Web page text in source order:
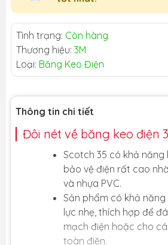
Tình trạng: Còn hàng
Thương hiệu: 3M
Loại: Băng Keo Điện
Thông tin chi tiết
Đôi nét về băng keo điện
Scotch 35 có khả
bảo vệ điện rất cao
và nhựa PVC.
Sản phẩm có khả
lực nhẹ, thích hợp để
mạch điện hoặc cho
toàn điện.